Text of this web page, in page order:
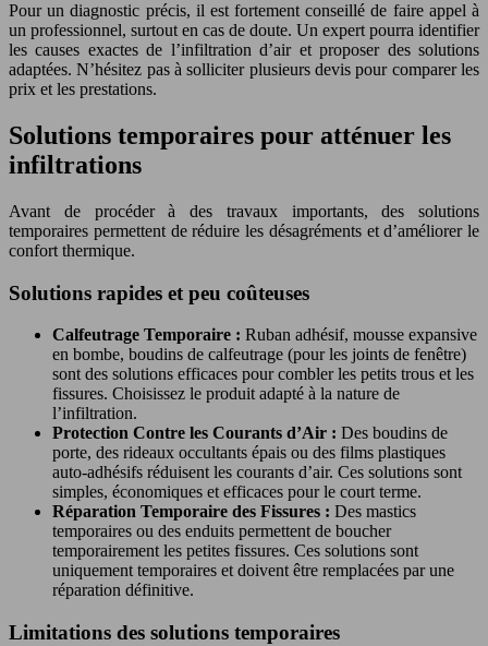
Pour un diagnostic précis, il est fortement conseillé de faire appel à
un professionnel, surtout en cas de doute. Un expert pourra identifier
les causes exactes de l’infiltration d’air et proposer des solutions
adaptées. N’hésitez pas à solliciter plusieurs devis pour comparer les
prix et les prestations.
Solutions temporaires pour atténuer les
infiltrations
Avant de procéder à des travaux importants, des solutions
temporaires permettent de réduire les désagréments et d’améliorer le
confort thermique.
Solutions rapides et peu coûteuses
Calfeutrage Temporaire : Ruban adhésif, mousse expansive
en bombe, boudins de calfeutrage (pour les joints de fenêtre)
sont des solutions efficaces pour combler les petits trous et les
fissures. Choisissez le produit adapté à la nature de
l’infiltration.
Protection Contre les Courants d’Air : Des boudins de
porte, des rideaux occultants épais ou des films plastiques
auto-adhésifs réduisent les courants d’air. Ces solutions sont
simples, économiques et efficaces pour le court terme.
Réparation Temporaire des Fissures : Des mastics
temporaires ou des enduits permettent de boucher
temporairement les petites fissures. Ces solutions sont
uniquement temporaires et doivent être remplacées par une
réparation définitive.
Limitations des solutions temporaires